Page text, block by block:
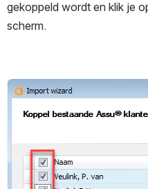
gekoppeld wordt en klik je
scherm.
Open